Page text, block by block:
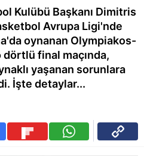
Kulübü Başkanı Dimitris
Avrupa Ligi'nde
oynanan Olympiakos-
final maçında,
yaşanan sorunlara
İşte detaylar...